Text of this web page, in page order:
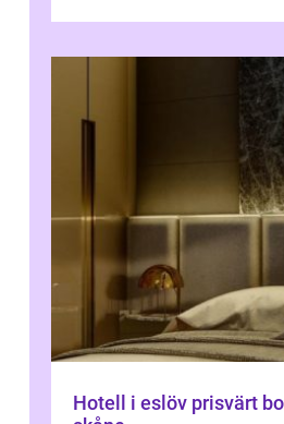
Hotell i eslöv prisvärt boende mitt i